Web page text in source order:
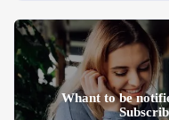
Whant to be